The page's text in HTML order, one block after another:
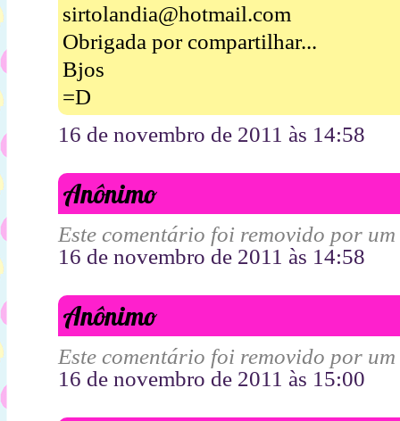
sirtolandia@hotmail.com
Obrigada por compartilhar...
Bjos
=D
16 de novembro de 2011 às 14:58
Anônimo
Este comentário foi removido por
16 de novembro de 2011 às 14:58
Anônimo
Este comentário foi removido por
16 de novembro de 2011 às 15:00